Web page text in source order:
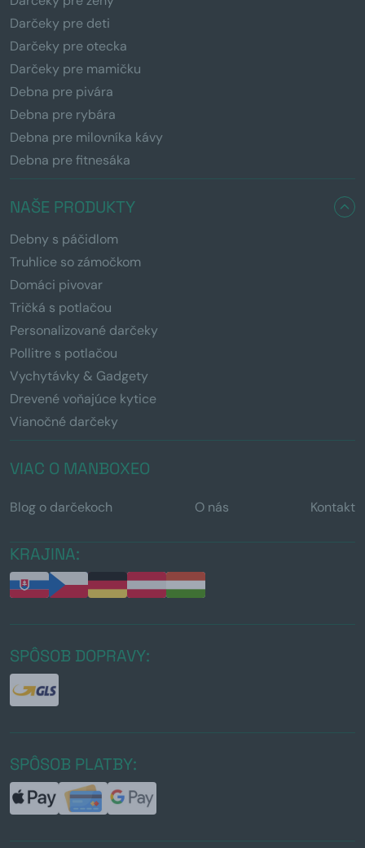
Darčeky pre deti
Darčeky pre otecka
Darčeky pre mamičku
Debna pre pivára
Debna pre rybára
Debna pre milovníka kávy
Debna pre fitnesáka
NAŠE PRODUKTY
Debny s páčidlom
Truhlice so zámočkom
Domáci pivovar
Tričká s potlačou
Personalizované darčeky
Pollitre s potlačou
Vychytávky & Gadgety
Drevené voňajúce kytice
Vianočné darčeky
VIAC O MANBOXEO
Blog o darčekoch O nás Kontakt
KRAJINA:
SPÔSOB DOPRAVY:
SPÔSOB PLATBY: